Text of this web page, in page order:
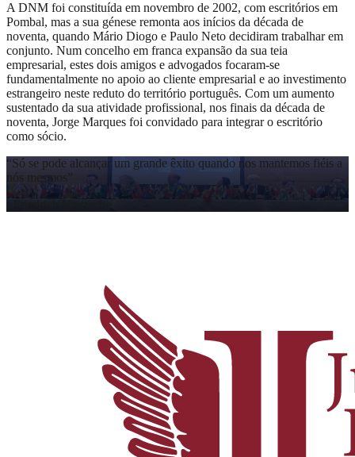
A DNM foi constituída em novembro de 2002, com escritórios em
Pombal, mas a sua génese remonta aos inícios da década de
noventa, quando Mário Diogo e Paulo Neto decidiram trabalhar em
conjunto. Num concelho em franca expansão da sua teia
empresarial, estes dois amigos e advogados focaram-se
fundamentalmente no apoio ao cliente empresarial e ao investimento
estrangeiro neste reduto do território português. Com um aumento
sustentado da sua atividade profissional, nos finais da década de
noventa, Jorge Marques foi convidado para integrar o escritório
como sócio.
“Só se pode alcançar um grande êxito quando nos mantemos fiéis a
nós mesmos”